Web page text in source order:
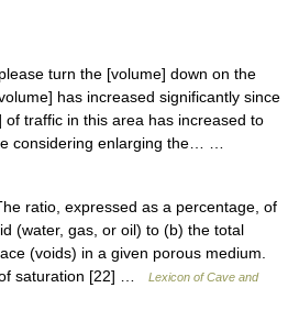
turn the [volume] down on the
has increased significantly since
of traffic in this area has increased to
considering enlarging the… …
ratio, expressed as a percentage, of
(water, gas, or oil) to (b) the total
(voids) in a given porous medium.
saturation [22] …
Lexicon of Cave and